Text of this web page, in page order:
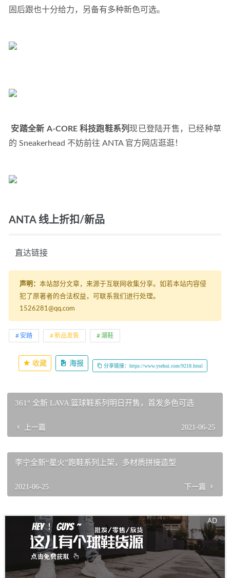
固后跟也十分给力，另备有多种新色可选。
安踏全新 A-CORE 科技跑鞋系列现已登陆开售，已经种草
的 Sneakerhead 不妨前往 ANTA 官方网店逛逛！
ANTA 线上折扣/新品
   直达链接
声明： 本站部分文章，来源于互联网收集分享。如若本站内容侵
犯了原著者的合法权益，可联系我们进行处理。
1526281@qq.com
安踏 新品发售 潮鞋
收藏 海报 分享链接：https://www.ysehui.com/9218.html
361° 全新 LAVA 篮球鞋系列明日开售，首发多色可选
上一篇 2021-06-25
李宁全新“星火”跑鞋系列上架，多材质拼接造型
2021-06-25 下一篇